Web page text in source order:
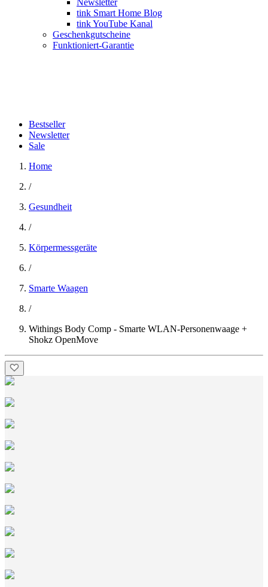
Newsletter
tink Smart Home Blog
tink YouTube Kanal
Geschenkgutscheine
Funktioniert-Garantie
Bestseller
Newsletter
Sale
Home
/
Gesundheit
/
Körpermessgeräte
/
Smarte Waagen
/
Withings Body Comp - Smarte WLAN-Personenwaage +
Shokz OpenMove